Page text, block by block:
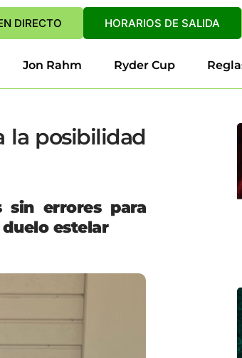
DIRECTO HORARIOS DE SALIDA
Jon Rahm Ryder Cup
la posibilidad
sin errores para
estelar